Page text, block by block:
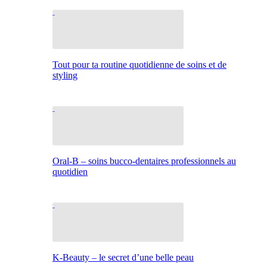
Tout pour ta routine quotidienne de soins et de
styling
Oral-B – soins bucco-dentaires professionnels au
quotidien
K-Beauty – le secret d’une belle peau